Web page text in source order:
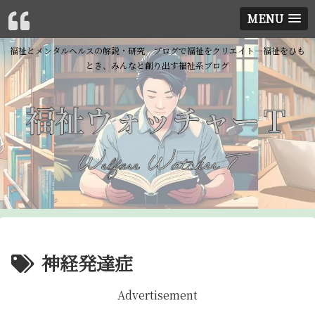
MENU
福祉とメンタルヘルスの解説・研究 ブログで福祉をクリエイト―福祉をひも
とき、みんなと創り出す福祉系ブログ
神経発達症
Advertisement